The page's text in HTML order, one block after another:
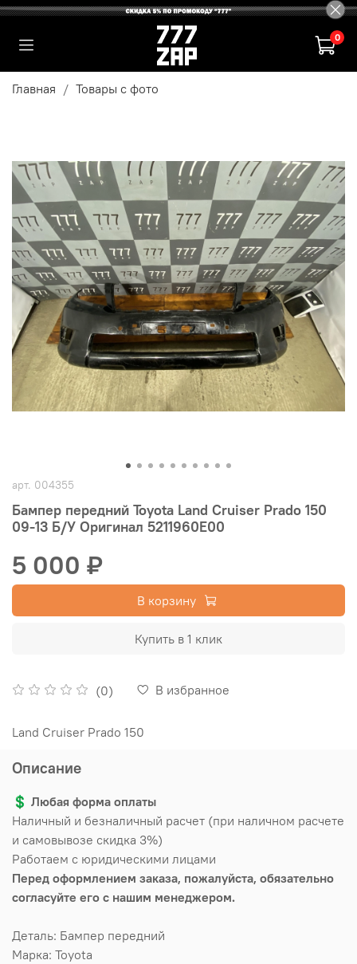
0
Главная Товары с фото
арт. 004355
Бампер передний Toyota Land Cruiser Prado 150
09-13 Б/У Оригинал 5211960E00
(0) В избранное
5 000 ₽
В корзину
Купить в 1 клик
Land Cruiser Prado 150
Описание
💲 Любая форма оплаты
Наличный и безналичный расчет (при наличном расчете
и самовывозе скидка 3%)
Работаем с юридическими лицами
Перед оформлением заказа, пожалуйста, обязательно
согласуйте его с нашим менеджером.
Деталь: Бампер передний
Марка: Toyota